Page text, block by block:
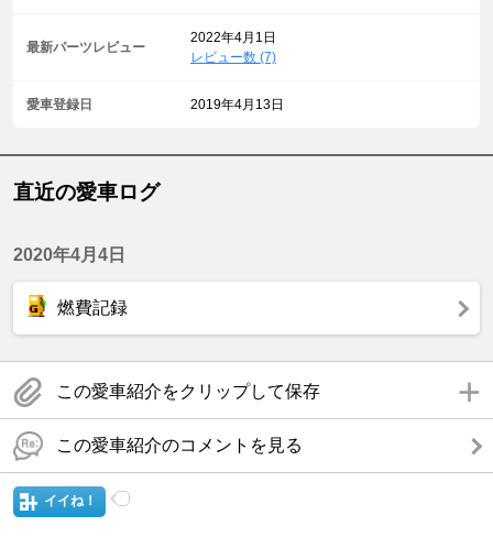
最新パーツレビュー
2022年4月1日
レビュー数 (7)
愛車登録日 2019年4月13日
直近の愛車ログ
2020年4月4日
燃費記録
この愛車紹介をクリップして保存
この愛車紹介のコメントを見る
イイね！